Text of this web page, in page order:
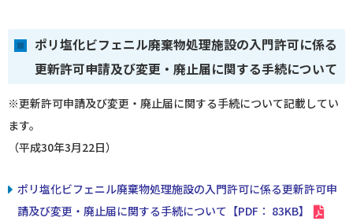
ポリ塩化ビフェニル廃棄物処理施設の入門許可に係る
更新許可申請及び変更・廃止届に関する手続について
※更新許可申請及び変更・廃止届に関する手続について記載してい
ます。
（平成30年3月22日）
ポリ塩化ビフェニル廃棄物処理施設の入門許可に係る更新許可申
請及び変更・廃止届に関する手続について【PDF： 83KB】